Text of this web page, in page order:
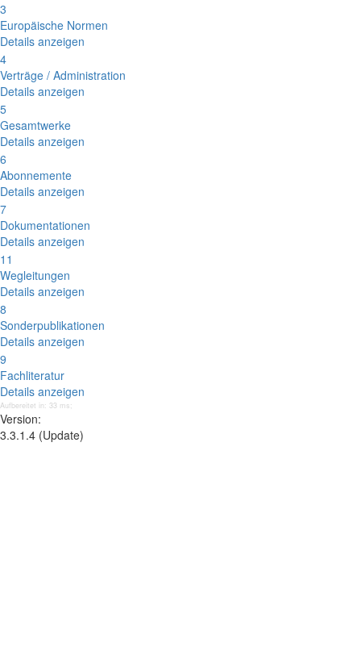
3
Europäische Normen
Details anzeigen
4
Verträge / Administration
Details anzeigen
5
Gesamtwerke
Details anzeigen
6
Abonnemente
Details anzeigen
7
Dokumentationen
Details anzeigen
11
Wegleitungen
Details anzeigen
8
Sonderpublikationen
Details anzeigen
9
Fachliteratur
Details anzeigen
Aufbereitet in: 33 ms;
Version:
3.3.1.4 (Update)